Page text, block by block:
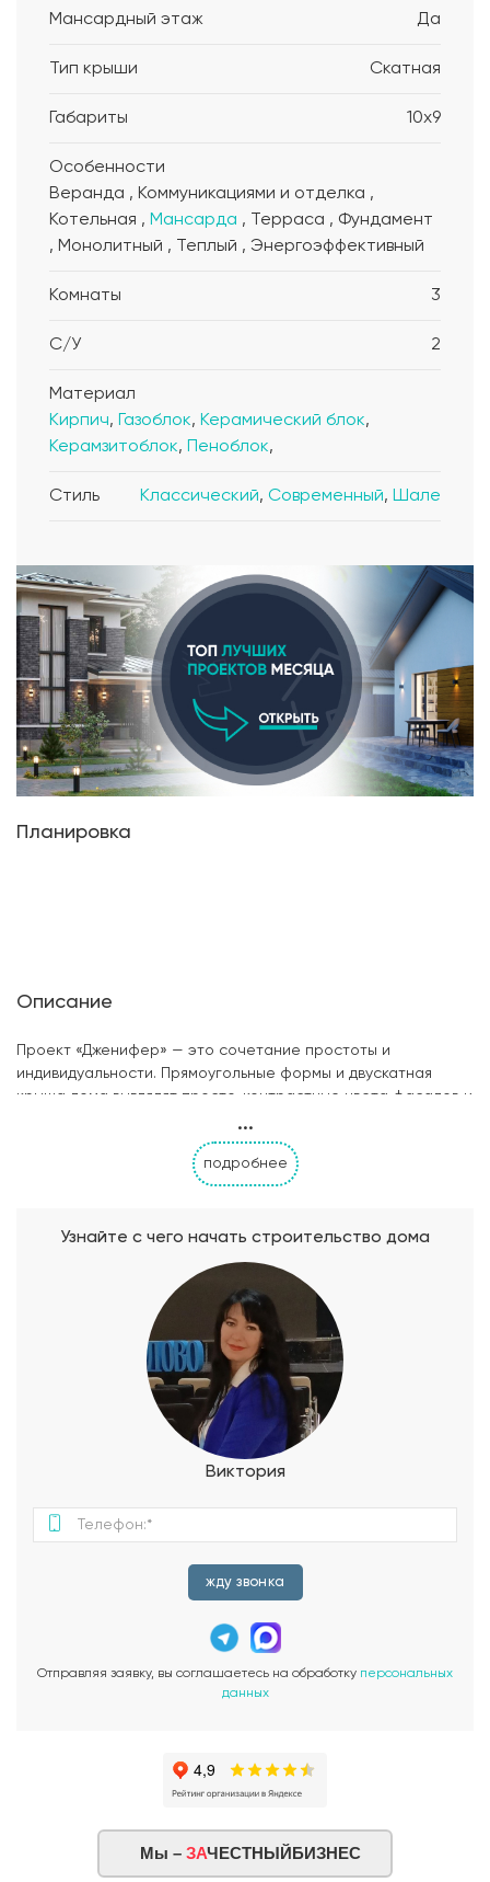
Мансардный этаж Да
Тип крыши Скатная
Габариты 10x9
Особенности
Веранда , Коммуникациями и отделка ,
Котельная , Мансарда , Терраса , Фундамент
, Монолитный , Теплый , Энергоэффективный
Комнаты 3
С/У 2
Материал
Кирпич, Газоблок, Керамический блок,
Керамзитоблок, Пеноблок,
Стиль Классический, Современный, Шале
Планировка
Описание
Проект «Дженифер» — это сочетание простоты и
индивидуальности. Прямоугольные формы и двускатная
крыша дома выглядят просто, контрастные цвета фасадов и
Открывая входную дверь дома, мы попадаем в прихожую, а
после нее в холл. Холл ведет в главное место сбора хозяев
дома и их друзей – в гостиную. Гостиную освещают высокие
ощущение простора и свободы. За счет них здесь всегда
выход на летнюю террасу 21 м2. Помимо этого, на первом
этаже расположена кухня, санузел и котельная. На втором
этаже в распоряжении хозяев будет 3 спальни: 9, 11 и 13 м2. А
также дополнительный санузел и гардероб.
...
подробнее
Узнайте с чего начать строительство дома
Виктория
жду звонка
Отправляя заявку, вы соглашаетесь на обработку персональных
данных
Мы – ЗАЧЕСТНЫЙБИЗНЕС